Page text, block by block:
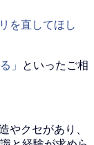
を直してほし
」
といったご相
やクセがあり、